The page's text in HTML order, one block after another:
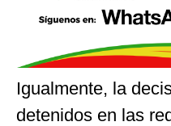
Igualmente, la
detenidos en las